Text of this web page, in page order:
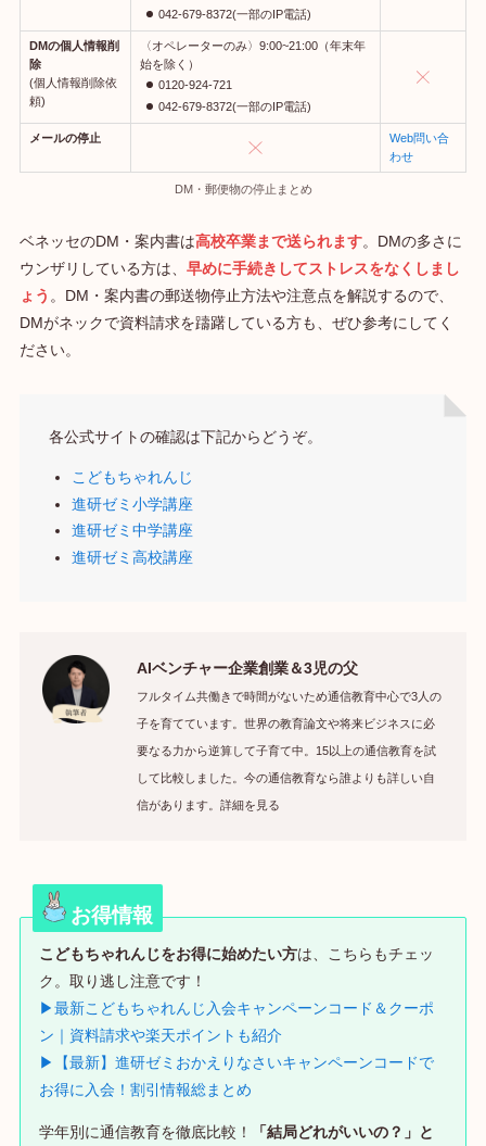
042-679-8372(一部のIP電話)
DMの個人情報削
除
(個人情報削除依
頼)
〈オペレーターのみ〉9:00~21:00（年末年
始を除く）
0120-924-721
042-679-8372(一部のIP電話)
メールの停止
Web問い合
わせ
DM・郵便物の停止まとめ
ベネッセのDM・案内書は高校卒業まで送られます。DMの多さに
ウンザリしている方は、 早めに手続きしてストレスをなくしまし
ょう 。DM・案内書の郵送物停止方法や注意点を解説するので、
DMがネックで資料請求を躊躇している方も、ぜひ参考にしてく
ださい。
各公式サイトの確認は下記からどうぞ。
こどもちゃれんじ
進研ゼミ小学講座
進研ゼミ中学講座
進研ゼミ高校講座
AIベンチャー企業創業＆3児の父
フルタイム共働きで時間がないため通信教育中心で3人の
子を育てています。世界の教育論文や将来ビジネスに必
要なる力から逆算して子育て中。15以上の通信教育を試
して比較しました。今の通信教育なら誰よりも詳しい自
信があります。詳細を見る
お得情報
こどもちゃれんじをお得に始めたい方は、こちらもチェッ
ク。取り逃し注意です！
▶最新こどもちゃれんじ入会キャンペーンコード＆クーポ
ン｜資料請求や楽天ポイントも紹介
▶【最新】進研ゼミおかえりなさいキャンペーンコードで
お得に入会！割引情報総まとめ
学年別に通信教育を徹底比較！
「結局どれがいいの？」と